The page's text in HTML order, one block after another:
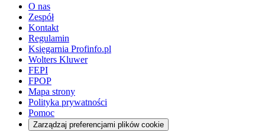
O nas
Zespół
Kontakt
Regulamin
Księgarnia Profinfo.pl
Wolters Kluwer
FEPI
FPOP
Mapa strony
Polityka prywatności
Pomoc
Zarządzaj preferencjami plików cookie